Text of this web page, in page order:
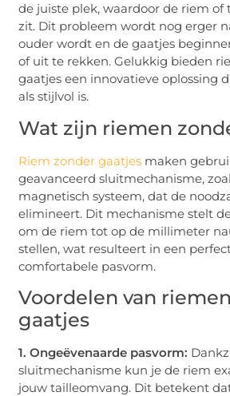
de juiste plek, waardoor de riem of
zit. Dit probleem wordt nog erger
ouder wordt en de gaatjes
of uit te rekken. Gelukkig bieden
gaatjes een innovatieve oplossing
als stijlvol is.
Wat zijn riemen
Riem zonder gaatjes maken
geavanceerd sluitmechanisme,
magnetisch systeem, dat de
elimineert. Dit mechanisme stelt
om de riem tot op de millimeter
stellen, wat resulteert in een
comfortabele pasvorm.
Voordelen van
gaatjes
1. Ongeëvenaarde pasvorm:
sluitmechanisme kun je de riem
jouw tailleomvang. Dit betekent